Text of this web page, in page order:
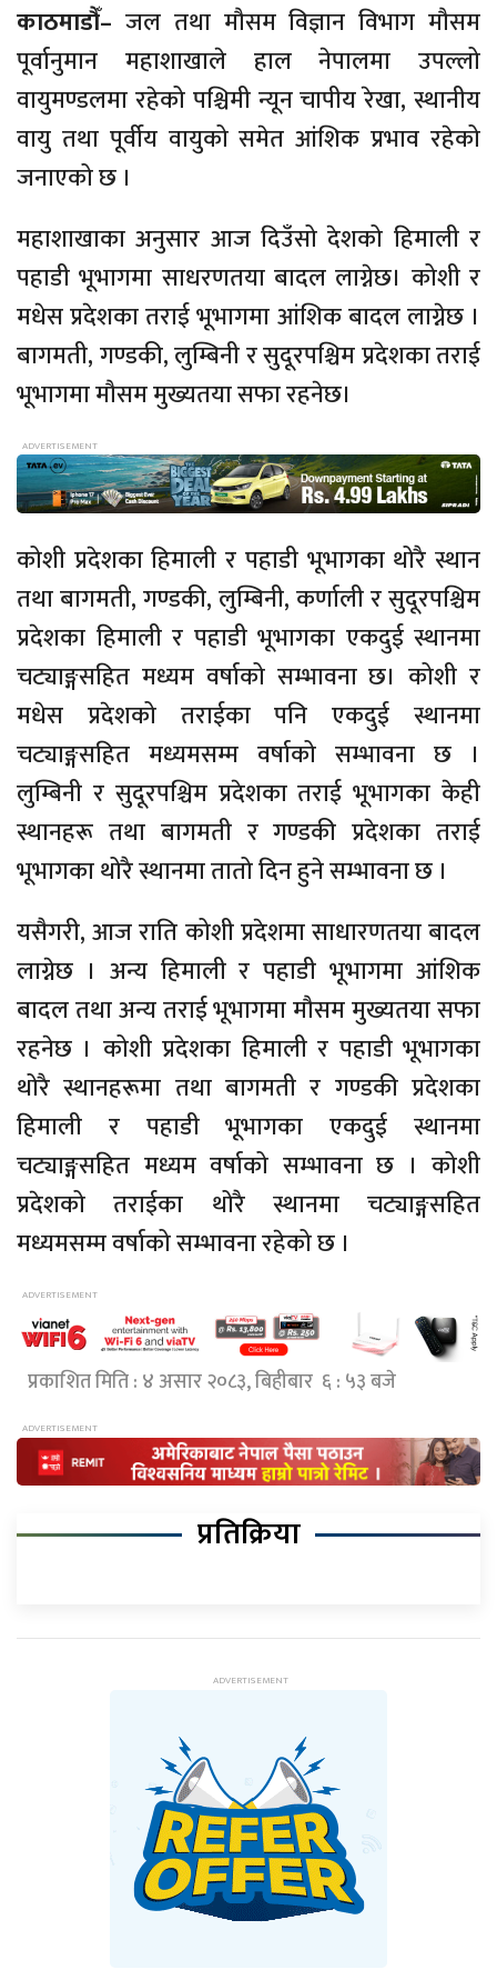
काठमाडौँ– जल तथा मौसम विज्ञान विभाग मौसम
पूर्वानुमान महाशाखाले हाल नेपालमा उपल्लो
वायुमण्डलमा रहेको पश्चिमी न्यून चापीय रेखा, स्थानीय
वायु तथा पूर्वीय वायुको समेत आंशिक प्रभाव रहेको
जनाएको छ ।
महाशाखाका अनुसार आज दिउँसो देशको हिमाली र
पहाडी भूभागमा साधरणतया बादल लाग्नेछ। कोशी र
मधेस प्रदेशका तराई भूभागमा आंशिक बादल लाग्नेछ ।
बागमती, गण्डकी, लुम्बिनी र सुदूरपश्चिम प्रदेशका तराई
भूभागमा मौसम मुख्यतया सफा रहनेछ।
कोशी प्रदेशका हिमाली र पहाडी भूभागका थोरै स्थान
तथा बागमती, गण्डकी, लुम्बिनी, कर्णाली र सुदूरपश्चिम
प्रदेशका हिमाली र पहाडी भूभागका एकदुई स्थानमा
चट्याङ्गसहित मध्यम वर्षाको सम्भावना छ। कोशी र
मधेस प्रदेशको तराईका पनि एकदुई स्थानमा
चट्याङ्गसहित मध्यमसम्म वर्षाको सम्भावना छ ।
लुम्बिनी र सुदूरपश्चिम प्रदेशका तराई भूभागका केही
स्थानहरू तथा बागमती र गण्डकी प्रदेशका तराई
भूभागका थोरै स्थानमा तातो दिन हुने सम्भावना छ ।
यसैगरी, आज राति कोशी प्रदेशमा साधारणतया बादल
लाग्नेछ । अन्य हिमाली र पहाडी भूभागमा आंशिक
बादल तथा अन्य तराई भूभागमा मौसम मुख्यतया सफा
रहनेछ । कोशी प्रदेशका हिमाली र पहाडी भूभागका
थोरै स्थानहरूमा तथा बागमती र गण्डकी प्रदेशका
हिमाली र पहाडी भूभागका एकदुई स्थानमा
चट्याङ्गसहित मध्यम वर्षाको सम्भावना छ । कोशी
प्रदेशको तराईका थोरै स्थानमा चट्याङ्गसहित
मध्यमसम्म वर्षाको सम्भावना रहेको छ ।
प्रकाशित मिति : ४ असार २०८३, बिहीबार ६ : ५३ बजे
प्रतिक्रिया